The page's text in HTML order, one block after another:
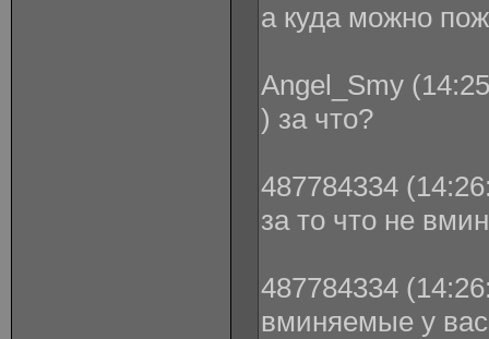
а куда можно
Angel_Smy
) за что?
487784334
за то что не
487784334
вминяемые у